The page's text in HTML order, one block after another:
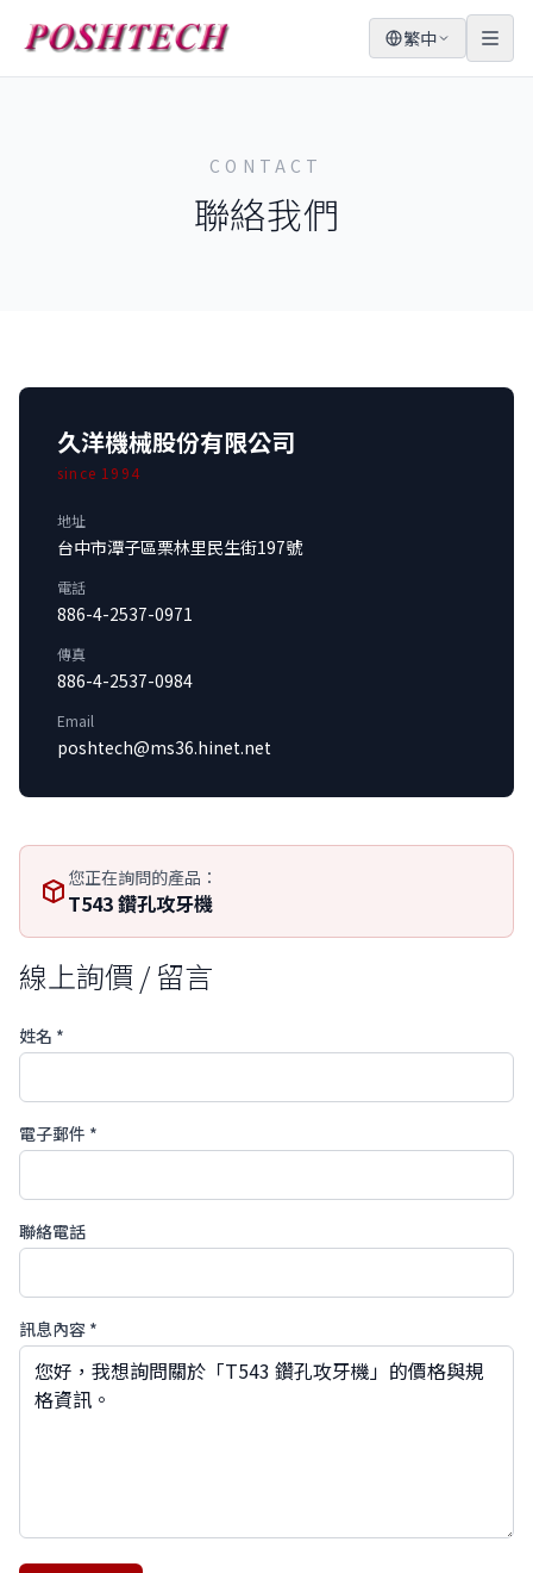
繁中
CONTACT
聯絡我們
久洋機械股份有限公司
since 1994
地址
台中市潭子區栗林里民生街197號
電話
886-4-2537-0971
傳真
886-4-2537-0984
Email
poshtech@ms36.hinet.net
您正在詢問的產品：
T543 鑽孔攻牙機
線上詢價 / 留言
姓名 *
電子郵件 *
聯絡電話
訊息內容 *